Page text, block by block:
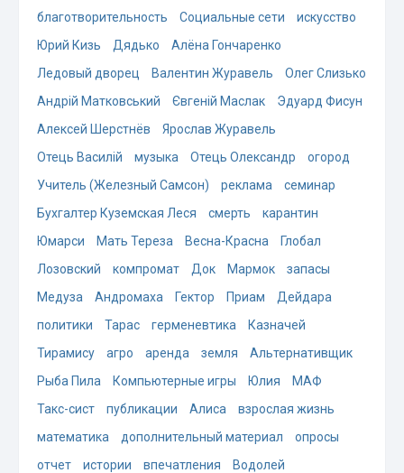
благотворительность
Социальные сети
искусство
Юрий Кизь
Дядько
Алёна Гончаренко
Ледовый дворец
Валентин Журавель
Олег Слизько
Андрій Матковський
Євгеній Маслак
Эдуард Фисун
Алексей Шерстнёв
Ярослав Журавель
Отець Василій
музыка Отець Олександр
огород
Учитель (Железный Самсон)
реклама
семинар
Бухгалтер Куземская Леся
смерть
карантин
Юмарси
Мать Тереза Весна-Красна
Глобал
Лозовский
компромат Док Мармок
запасы
Медуза
Андромаха Гектор Приам
Дейдара
политики
Тарас герменевтика
Казначей
Тирамису
агро аренда земля
Альтернативщик
Рыба Пила
Компьютерные игры Юлия
МАФ
Такс-сист
публикации Алиса
взрослая жизнь
математика
дополнительный материал
опросы
отчет
истории впечатления
Водолей